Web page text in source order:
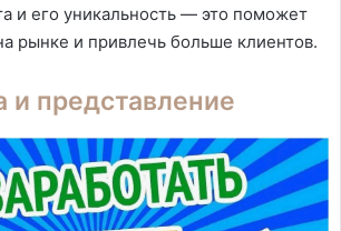
и его уникальность — это поможет
рынке и привлечь больше клиентов.
и представление